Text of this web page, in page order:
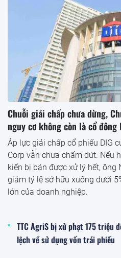
Chuỗi giải chấp chưa dừng,
nguy cơ không còn là cổ đông
Áp lực giải chấp cổ phiếu DIG
Corp vẫn chưa chấm dứt. Nếu
kiến bị bán được xử lý hết, ông
giảm tỷ lệ sở hữu xuống dưới
lớn của doanh nghiệp.
TTC AgriS bị xử phạt 175 triệu
lệch về sử dụng vốn trái phiếu